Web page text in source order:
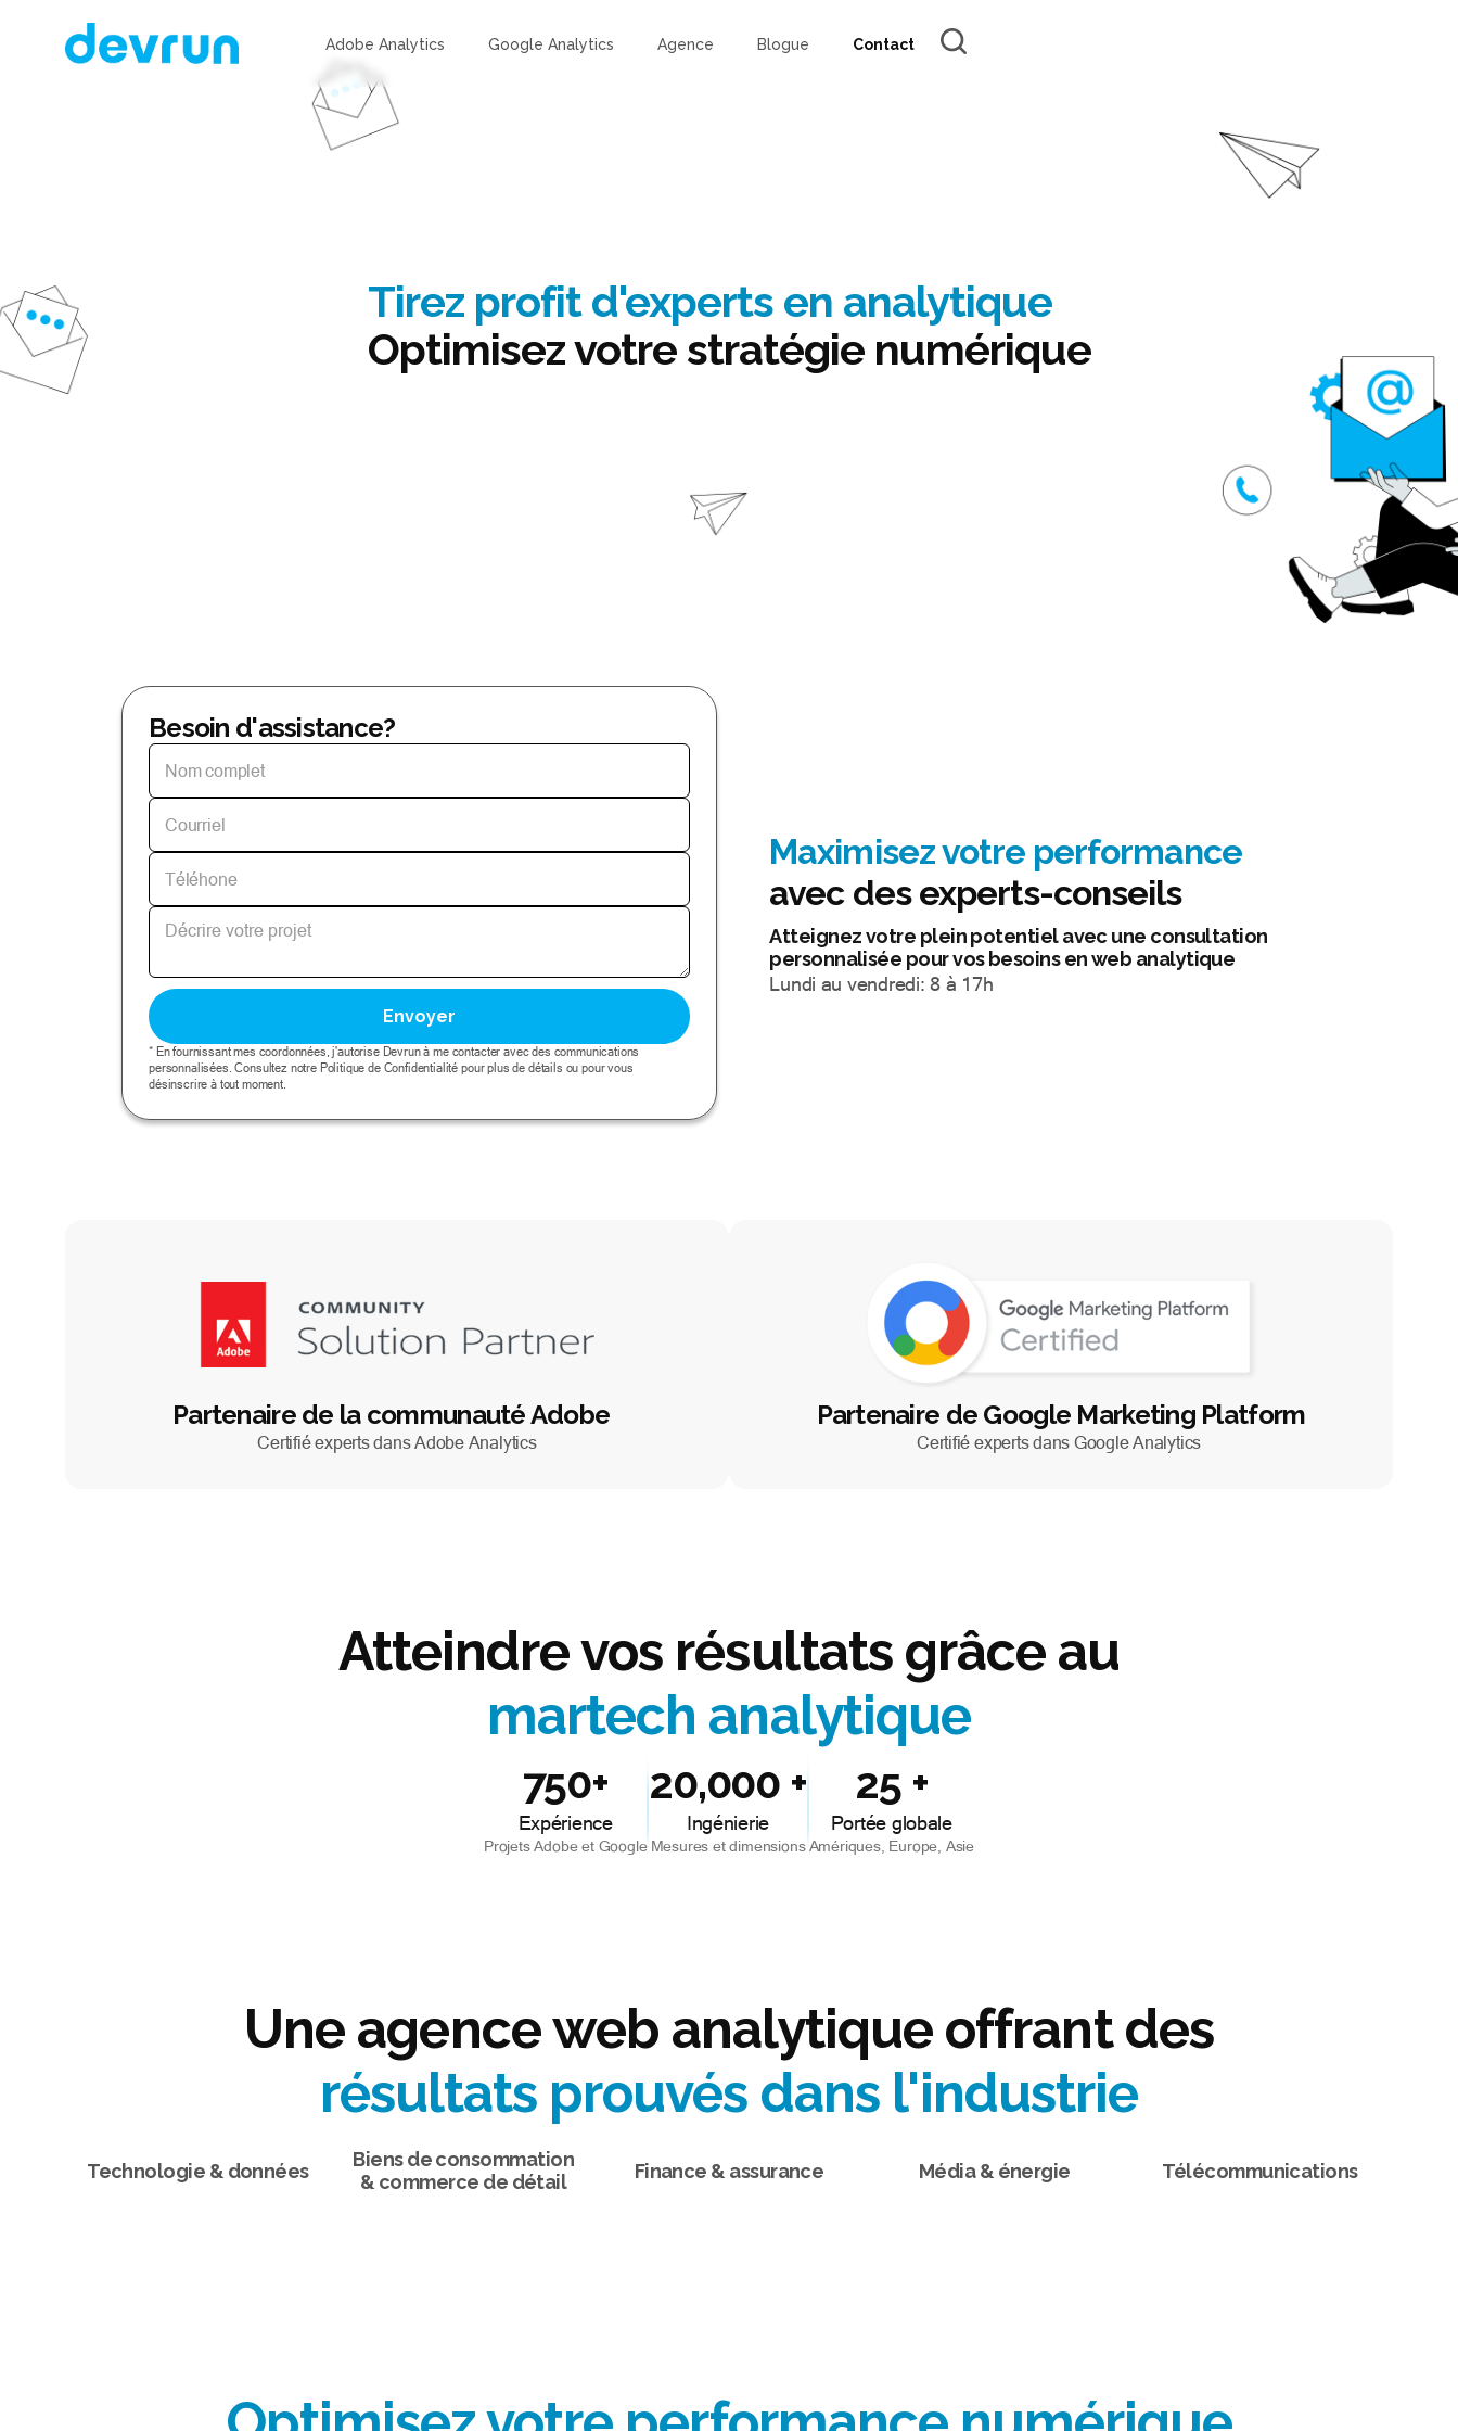
Adobe Analytics Google Analytics Agence Blogue Contact
Tirez profit d'experts en analytique
Optimisez votre stratégie numérique
Besoin d'assistance?
* En fournissant mes coordonnées, j'autorise Devrun à me contacter avec des communications
personnalisées. Consultez notre Politique de Confidentialité pour plus de détails ou pour vous
désinscrire à tout moment.
Maximisez votre performance
avec des experts-conseils
Atteignez votre plein potentiel avec une consultation
personnalisée pour vos besoins en web analytique
Lundi au vendredi: 8 à 17h
Partenaire de la communauté Adobe
Certifié experts dans Adobe Analytics
Partenaire de Google Marketing Platform
Certifié experts dans Google Analytics
Atteindre vos résultats grâce au
martech analytique
750+
Expérience
Projets Adobe et Google
20,000 +
Ingénierie
Mesures et dimensions
25 +
Portée globale
Amériques, Europe, Asie
Une agence web analytique offrant des
résultats prouvés dans l'industrie
Technologie & données
Biens de consommation
& commerce de détail
Finance & assurance Média & énergie Télécommunications